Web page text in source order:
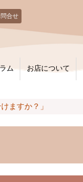
問合せ
ム お店について
ますか？」